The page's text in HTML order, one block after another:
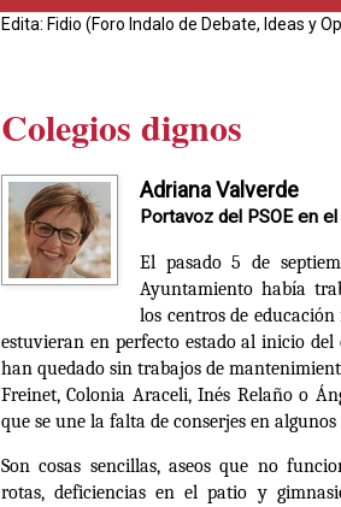
Edita: Fidio (Foro Indalo de Debate, Ideas y
Colegios dignos
Adriana Valverde
Portavoz del PSOE en
El pasado 5 de
Ayuntamiento había
los centros de
estuvieran en perfecto estado al inicio del
han quedado sin trabajos de
Freinet, Colonia Araceli, Inés Relaño o
que se une la falta de conserjes en algunos
Son cosas sencillas, aseos que no
rotas, deficiencias en el patio y